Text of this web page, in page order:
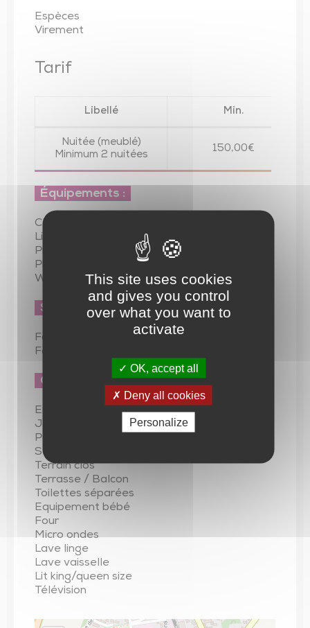
Espèces
Virement
Tarif
Libellé Min.
Nuitée (meublé)
Minimum 2 nuitées
150,00€
Équipements :
Climatisation
Lit bébé
Piscine chauffée
Piscine extérieure
WiFi
Services :
Fourniture de draps (gratuit)
Fourniture de linge (gratuit)
Conforts :
Entrée indépendante
Jardin indépendant
Parking
Sanitaires privés
Terrain clos
Terrasse / Balcon
Toilettes séparées
Equipement bébé
Four
Micro ondes
Lave linge
Lave vaisselle
Lit king/queen size
Télévision
This site uses cookies
and gives you control
over what you want to
activate
OK, accept all
Deny all cookies
Personalize